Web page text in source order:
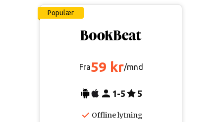
Populær
Fra59 kr/mnd
1-5 5
Offline lytning